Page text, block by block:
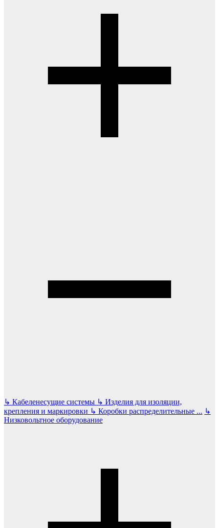
↳ Кабеленесущие системы ↳ Изделия для изоляции,
крепления и маркировки ↳ Коробки распределительные ... ↳
Низковольтное оборудование